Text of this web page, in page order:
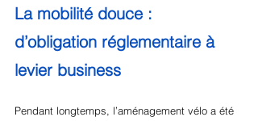
La mobilité douce :
d’obligation réglementaire à
levier business
Pendant longtemps, l’aménagement vélo a été